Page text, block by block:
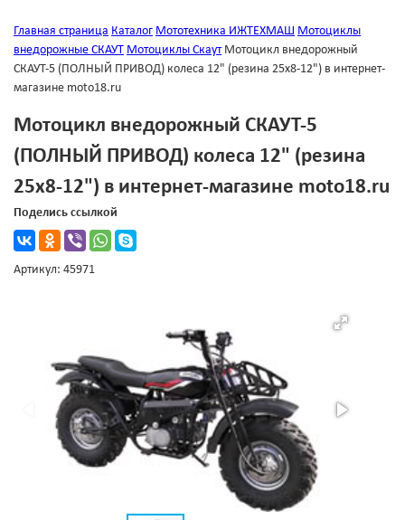
Главная страница Каталог Мототехника ИЖТЕХМАШ Мотоциклы
внедорожные СКАУТ Мотоциклы Скаут Мотоцикл внедорожный
СКАУТ-5 (ПОЛНЫЙ ПРИВОД) колеса 12" (резина 25х8-12") в интернет-
магазине moto18.ru
Мотоцикл внедорожный СКАУТ-5
(ПОЛНЫЙ ПРИВОД) колеса 12" (резина
25х8-12") в интернет-магазине moto18.ru
Поделись ссылкой
Артикул: 45971